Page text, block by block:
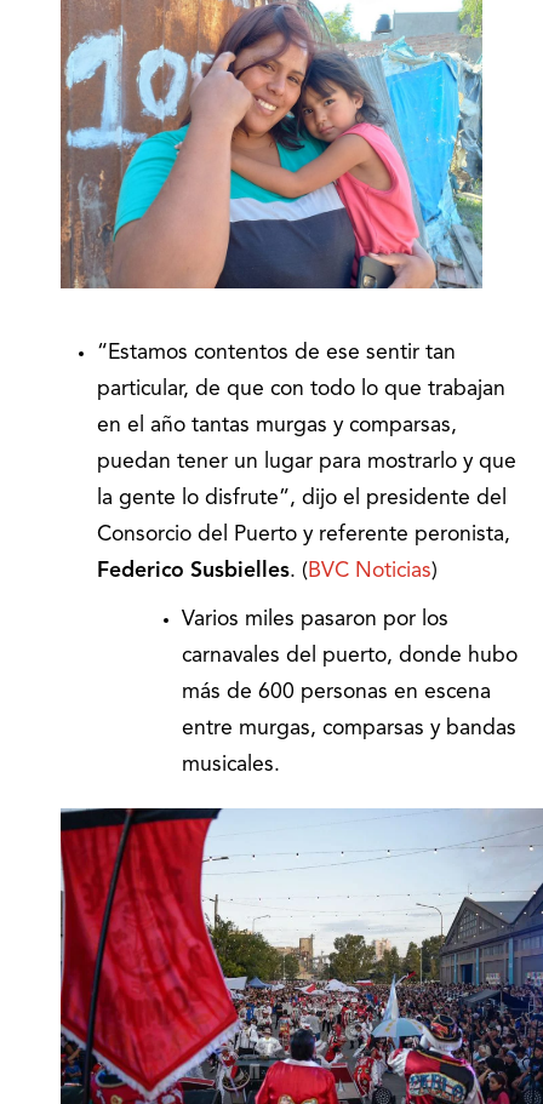
“Estamos contentos de ese sentir tan
particular, de que con todo lo que trabajan
en el año tantas murgas y comparsas,
puedan tener un lugar para mostrarlo y que
la gente lo disfrute”, dijo el presidente del
Consorcio del Puerto y referente peronista,
Federico Susbielles. ( BVC Noticias)
Varios miles pasaron por los
carnavales del puerto, donde hubo
más de 600 personas en escena
entre murgas, comparsas y bandas
musicales.